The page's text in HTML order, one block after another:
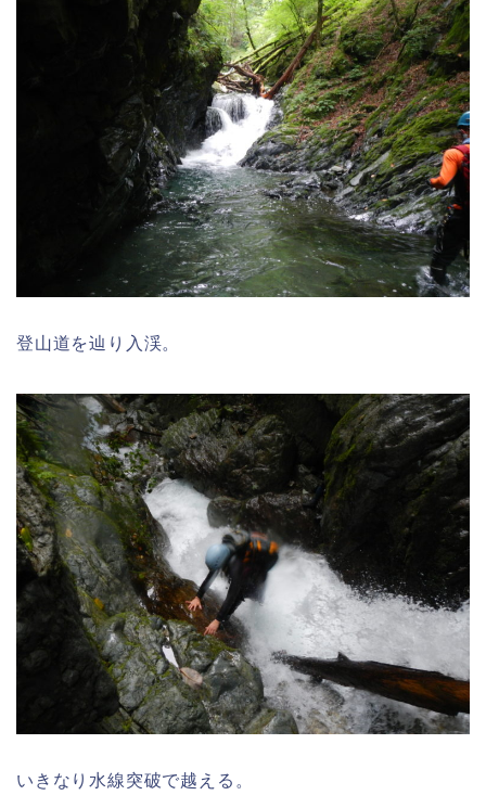
登山道を辿り入渓。
いきなり水線突破で越える。